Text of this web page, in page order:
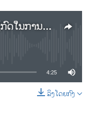
ເຊີນຟັງລາຍງານ ການບັງຄັບໃຊ້ກົດໃນການປິດເມືອງຍ້ອນໂຄວິດ-19 ຂອງນະຄອນຊິດນີ
available
4:25
ລິງໂດຍກົງ